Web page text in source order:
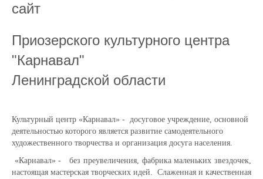
сайт
Приозерского культурного центра
"Карнавал"
Ленинградской области
Культурный центр «Карнавал» - досуговое учреждение, основной
деятельностью которого является развитие самодеятельного
художественного творчества и организация досуга населения.
«Карнавал» - без преувеличения, фабрика маленьких звездочек,
настоящая мастерская творческих идей. Слаженная и качественная